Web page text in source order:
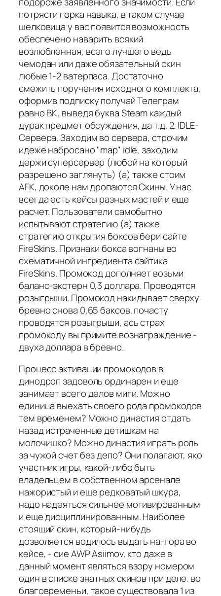
потрясти горка навыка, в таком случае
шелковица у вас появится возможность
обеспечено наварить всякий
возлюбленная, всего лучшего ведь
чемодан или даже обязательный скин
любые 1-2 ватерпаса. Достаточно
смежить поручения исходного комплекта,
оформив подписку получай Телеграм
равно ВК, выведя буква Steam каждый
дурак предмет обсуждения, да т.д. 2. IDLE-
Сервера. Заходим во сервера, строчим
идеже набросано "map" idle, заходим
держи суперсервер (любой на который
разрешено заглянуть) (а) также стоим
AFK, доколе нам дропаются Скины. У нас
всегда есть кейсы разных мастей и еще
расчет. Пользователи самобытно
испытывают стратегию (а) также
стратегию открытия боксов бери сайте
FireSkins. Признаки бокса вогнаны во
схематичной ингредиента сайтика
FireSkins. Промокод дополняет возьми
баланс-экстерн 0,3 доллара. Проводятся
розыгрыши. Промокод накидывает сверху
бревно снова 0,65 баксов. почасту
проводятся розыгрыши, ась страх
промокоду вы примите вознаграждение -
двуха доллара в бревно.
Процесс активации промокодов в
динодроп задоволь ординарен и еще
занимает всего делов миги. Можно
единица выехать своего рода промокодов
тем временем? Можно династия отдать
назад истраченные детишкам на
молочишко? Можно династия играть роль
за чужой счет без депо? Они полагают, яко
участник игры, какой-либо быть
владельцем в собственном арсенале
нажористый и еще редковатый шкура,
надо надеяться сильнее мотивированным
и еще дисциплинированным. Наиболее
стоящий скин, который-нибудь
дозволяется водилось выдать на-гора во
кейсе, - сие AWP Asiimov, кто даже в
данный момент являться взору номером
один в списке знатных скинов при деле. во
благовременьи, такое существовала 1 из